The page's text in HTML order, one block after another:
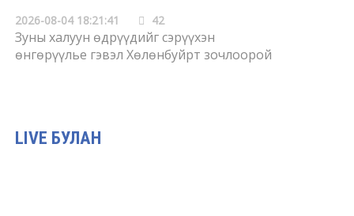
2026-08-04 18:21:41 42
Зуны халуун өдрүүдийг сэрүүхэн
өнгөрүүлье гэвэл Хөлөнбуйрт зочлоорой
чиглэлийг анхаарч байна
LIVE БУЛАН